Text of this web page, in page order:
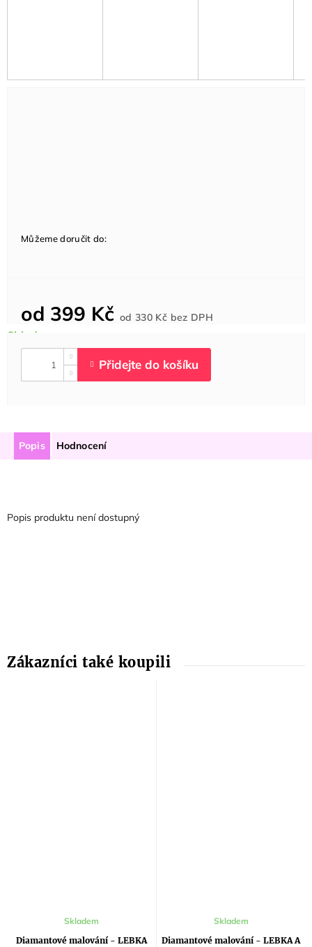
od 399 Kč od330 Kč bez DPHcena:
Můžeme doručit do:
Popis Hodnocení
Popis produktu není dostupný
Diamantové malování - LEBKA
Skladem
Diamantové malování - LEBKA A
Skladem